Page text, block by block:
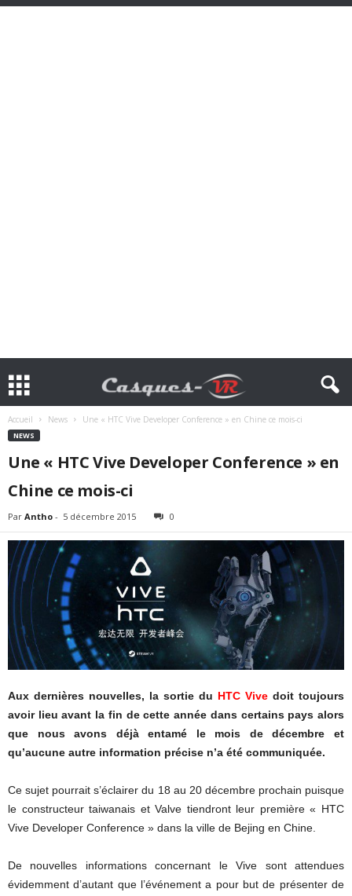
Accueil News Une « HTC Vive Developer Conference » en Chine ce mois-ci
NEWS
Une « HTC Vive Developer Conference » en
Chine ce mois-ci
Par Antho - 5 décembre 2015 0
Aux dernières nouvelles, la sortie du HTC Vive doit toujours
avoir lieu avant la fin de cette année dans certains pays alors
que nous avons déjà entamé le mois de décembre et
qu’aucune autre information précise n’a été communiquée.
Ce sujet pourrait s’éclairer du 18 au 20 décembre prochain puisque
le constructeur taiwanais et Valve tiendront leur première « HTC
Vive Developer Conference » dans la ville de Bejing en Chine.
De nouvelles informations concernant le Vive sont attendues
évidemment d’autant que l’événement a pour but de présenter de